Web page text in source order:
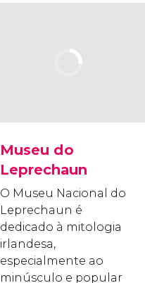
Museu do
Leprechaun
O Museu Nacional do
Leprechaun é
dedicado à mitologia
irlandesa,
especialmente ao
minúsculo e popular